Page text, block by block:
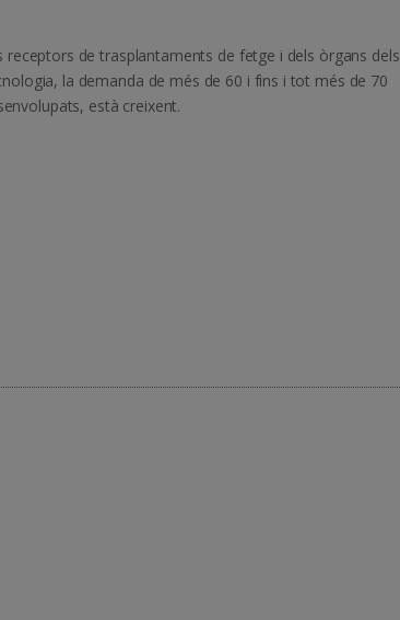
receptors de trasplantaments de fetge i dels òrgans dels
la demanda de més de 60 i fins i tot més de 70
està creixent.